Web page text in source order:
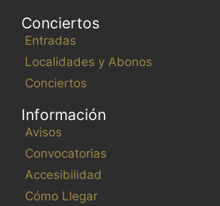
Conciertos
Entradas
Localidades y Abonos
Conciertos
Información
Avisos
Convocatorias
Accesibilidad
Cómo Llegar